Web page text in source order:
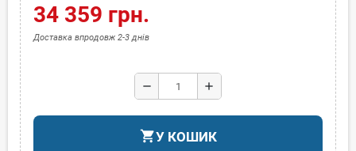
34 359 грн.
Доставка впродовж 2-3 днів
remove add
shopping_cartУ КОШИК